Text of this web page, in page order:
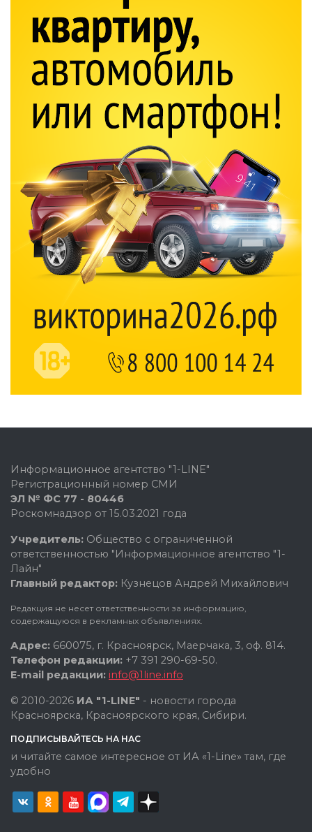
Информационное агентство "1-LINE"
Регистрационный номер СМИ
ЭЛ № ФС 77 - 80446
Роскомнадзор от 15.03.2021 года
Учредитель: Общество с ограниченной
ответственностью "Информационное агентство "1-
Лайн"
Главный редактор: Кузнецов Андрей Михайлович
Редакция не несет ответственности за информацию,
содержащуюся в рекламных объявлениях.
Адрес: 660075, г. Красноярск, Маерчака, 3, оф. 814.
Телефон редакции: +7 391 290-69-50.
E-mail редакции: info@1line.info
© 2010-2026 ИА "1-LINE" - новости города
Красноярска, Красноярского края, Сибири.
ПОДПИСЫВАЙТЕСЬ НА НАС
и читайте самое интересное от ИА «1-Line» там, где
удобно